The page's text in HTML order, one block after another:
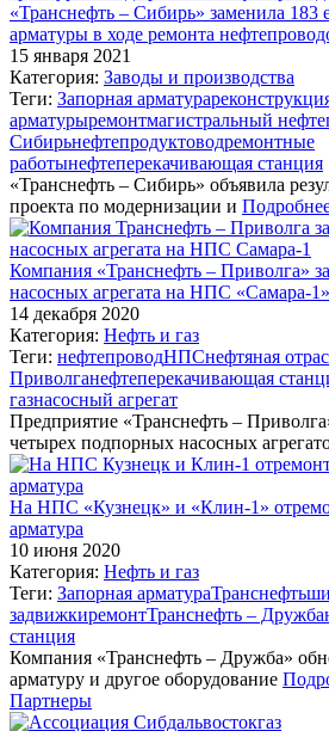
«Транснефть – Сибирь» заменила 183
арматуры в ходе ремонта
15 января 2021
Категория: Заводы и производства
Теги: Запорная арматура
арматурыремонтмагистральный
Сибирьнефтепродуктоводремонтные
работынефтеперекачивающая станция
«Транснефть – Сибирь» объявила
проекта по модернизации и
Компания «Транснефть – Приволга»
насосных агрегата на НПС «Самара-1»
14 декабря 2020
Категория: Нефть и газ
Теги: нефтепроводНПСнефтяная
Приволганефтеперекачивающая
газнасосный агрегат
Предприятие «Транснефть –
четырех подпорных насосных
На НПС «Кузнецк» и «Клин-1»
арматура
10 июня 2020
Категория: Нефть и газ
Теги: Запорная арматураТранснефть
задвижкиремонтТранснефть – Дружба
станция
Компания «Транснефть – Дружба»
арматуру и другое оборудование
Партнеры